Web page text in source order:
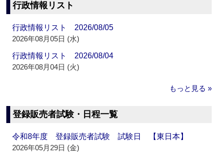
行政情報リスト
行政情報リスト 2026/08/05
2026年08月05日 (水)
行政情報リスト 2026/08/04
2026年08月04日 (火)
もっと見る »
登録販売者試験・日程一覧
令和8年度 登録販売者試験 試験日 【東日本】
2026年05月29日 (金)